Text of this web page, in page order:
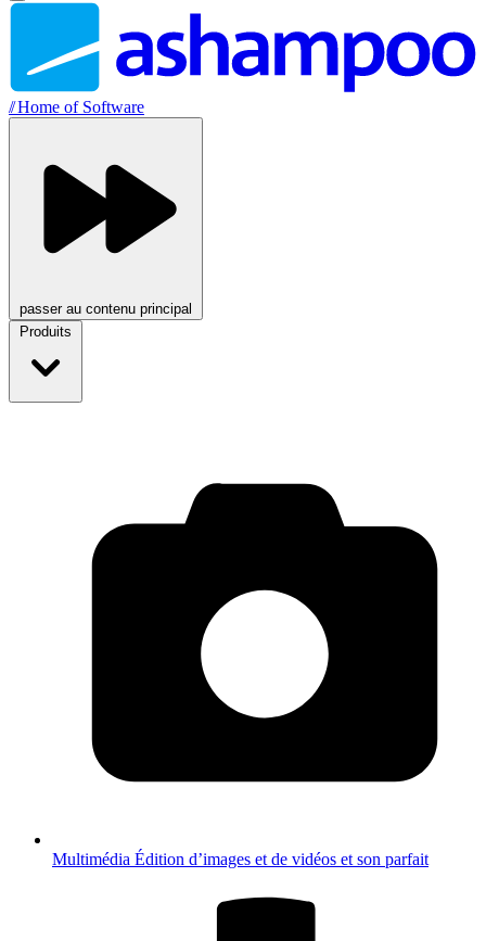
//Home of Software
passer au contenu principal
Produits
Multimédia Édition d’images et de vidéos et son parfait